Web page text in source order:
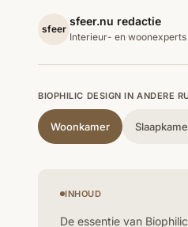
sfeer
sfeer.nu redactie
Interieur- en woonexperts
BIOPHILIC DESIGN IN ANDERE
Woonkamer
INHOUD
De essentie van